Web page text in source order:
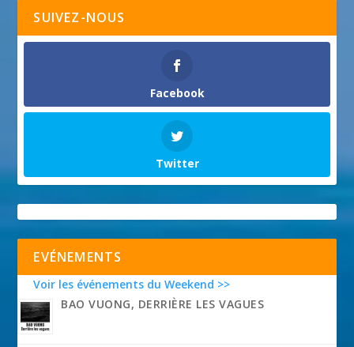
SUIVEZ-NOUS
Facebook
Twitter
EVÉNEMENTS
Voir les événements du Weekend >>
BAO VUONG, DERRIÈRE LES VAGUES